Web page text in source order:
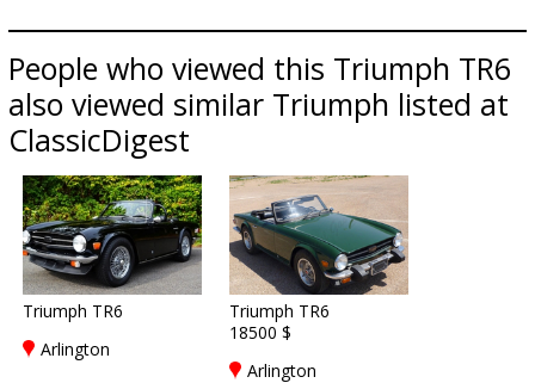
People who viewed this Triumph TR6
also viewed similar Triumph listed at
ClassicDigest
Triumph TR6
Arlington
Triumph TR6
18500 $
Arlington